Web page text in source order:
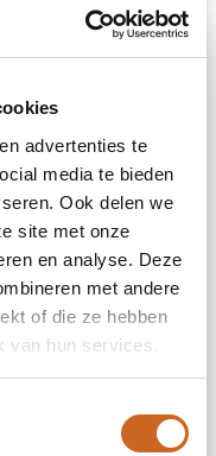
advertenties te
media te bieden
Ook delen we
site met onze
en analyse. Deze
met andere
of die ze hebben
van hun services.
amaryllis
altijd stabiel
amaryllisbollen
Zet de wax
niet in
de prachtige
5 weken
op zichzelf
geleverd in de
de